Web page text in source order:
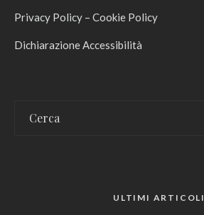
Privacy Policy – Cookie Policy
Dichiarazione Accessibilità
ULTIMI ARTICOLI